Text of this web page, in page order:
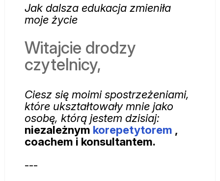
Jak dalsza edukacja zmieniła
moje życie
Witajcie drodzy
czytelnicy,
Ciesz się moimi spostrzeżeniami,
które ukształtowały mnie jako
osobę, którą jestem dzisiaj:
niezależnym korepetytorem ,
coachem i konsultantem.
---